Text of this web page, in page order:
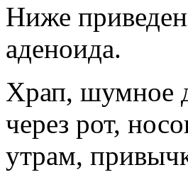
Ниже
аденоида.
Храп, шумное
через рот,
утрам,